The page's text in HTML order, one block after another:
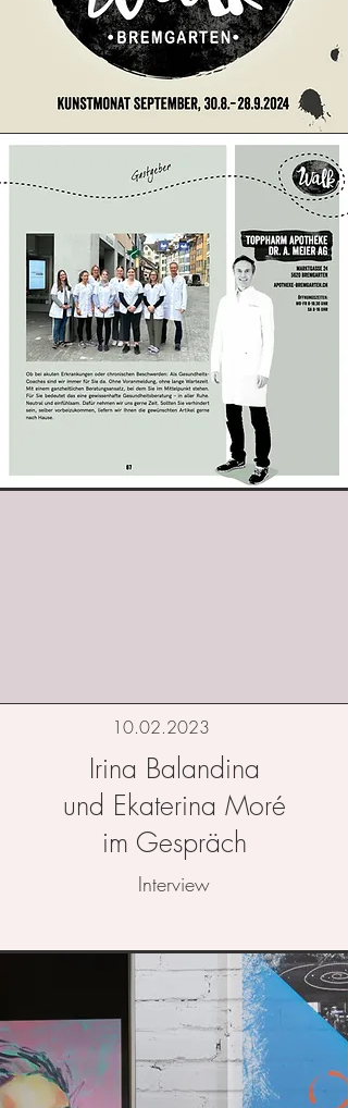
10.02.2023
Irina Balandina
und Ekaterina Moré
im Gespräch
Interview